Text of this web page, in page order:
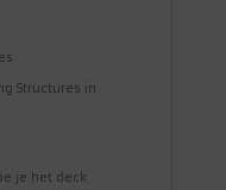
Structures in
je het deck